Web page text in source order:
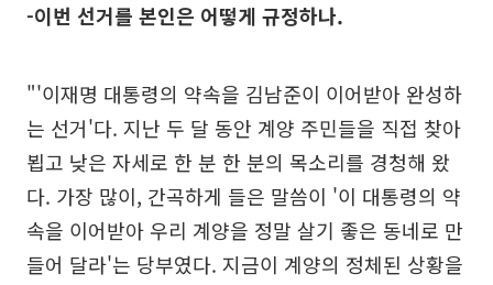
-이번 선거를 본인은 어떻게 규정하나.
"'이재명 대통령의 약속을 김남준이 이어받아 완성하
는 선거'다. 지난 두 달 동안 계양 주민들을 직접 찾아
뵙고 낮은 자세로 한 분 한 분의 목소리를 경청해 왔
다. 가장 많이, 간곡하게 들은 말씀이 '이 대통령의 약
속을 이어받아 우리 계양을 정말 살기 좋은 동네로 만
들어 달라'는 당부였다. 지금이 계양의 정체된 상황을